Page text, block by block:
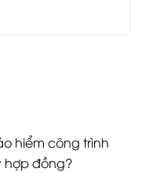
hiểm công trình
hợp đồng?